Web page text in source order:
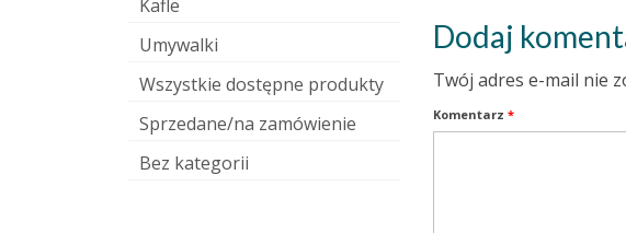
Dodaj
Twój adres e-mail nie
Komentarz *
Kafle
Umywalki
Wszystkie dostępne produkty
Sprzedane/na zamówienie
Bez kategorii